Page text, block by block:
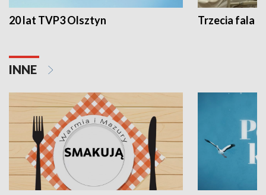
20 lat TVP3 Olsztyn Trzecia fala -
INNE